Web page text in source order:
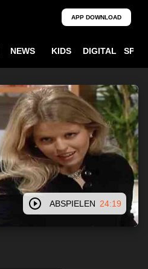
APP DOWNLOAD
NEWS KIDS DIGITAL
ABSPIELEN 24:19